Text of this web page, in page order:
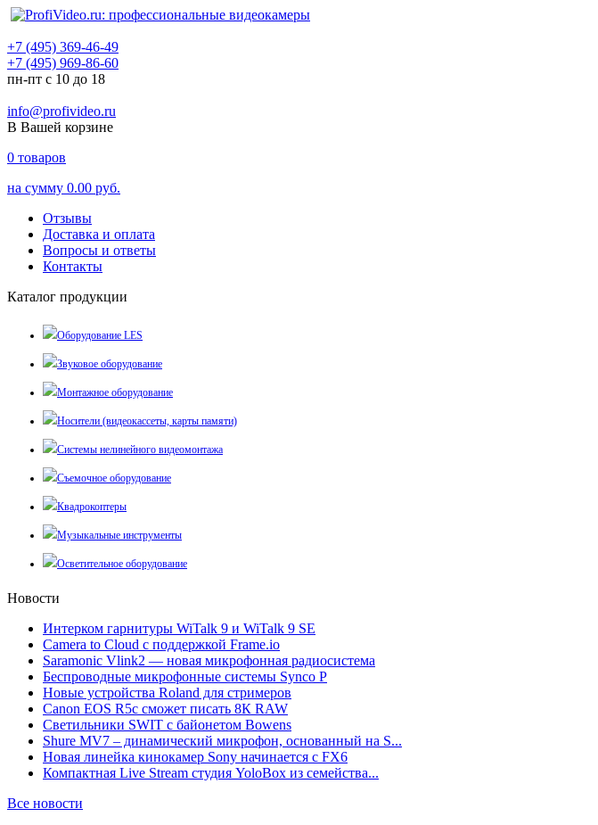
+7 (495) 369-46-49
+7 (495) 969-86-60
пн-пт с 10 до 18
info@profivideo.ru
В Вашей корзине
0 товаров
на сумму 0.00 руб.
Отзывы
Доставка и оплата
Вопросы и ответы
Контакты
Каталог продукции
Оборудование LES
Звуковое оборудование
Монтажное оборудование
Носители (видеокассеты, карты памяти)
Системы нелинейного видеомонтажа
Съемочное оборудование
Квадрокоптеры
Музыкальные инструменты
Осветительное оборудование
Новости
Интерком гарнитуры WiTalk 9 и WiTalk 9 SE
Camera to Cloud с поддержкой Frame.io
Saramonic Vlink2 — новая микрофонная радиосистема
Беспроводные микрофонные системы Synco P
Новые устройства Roland для стримеров
Canon EOS R5c сможет писать 8К RAW
Светильники SWIT с байонетом Bowens
Shure MV7 – динамический микрофон, основанный на S...
Новая линейка кинокамер Sony начинается с FX6
Компактная Live Stream студия YoloBox из семейства...
Все новости